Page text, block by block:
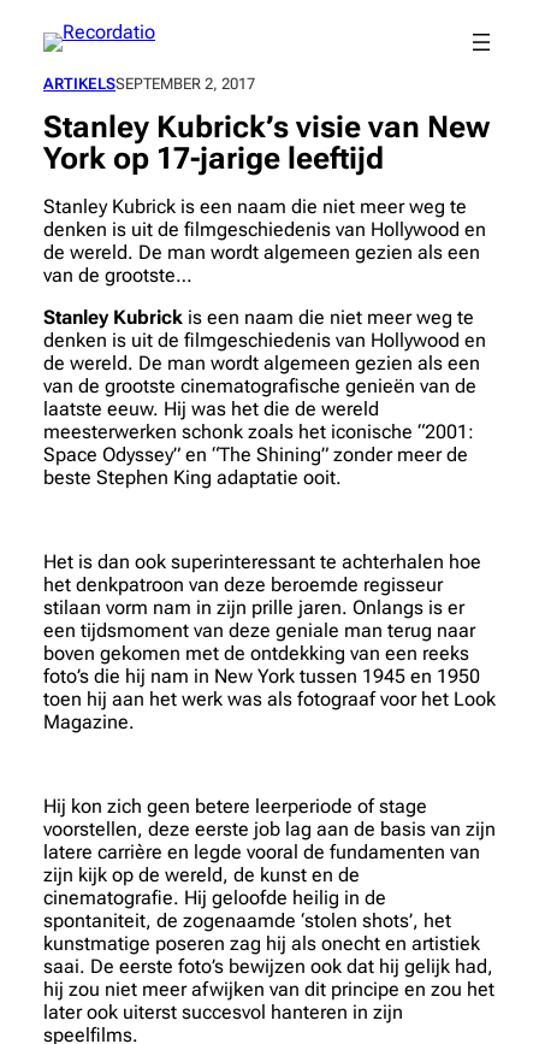
naar
inhoudARTIKELSSEPTEMBER 2, 2017
Stanley Kubrick’s visie van New
York op 17-jarige leeftijd
Stanley Kubrick is een naam die niet meer weg te
denken is uit de filmgeschiedenis van Hollywood en
de wereld. De man wordt algemeen gezien als een
van de grootste…
Stanley Kubrick is een naam die niet meer weg te
denken is uit de filmgeschiedenis van Hollywood en
de wereld. De man wordt algemeen gezien als een
van de grootste cinematografische genieën van de
laatste eeuw. Hij was het die de wereld
meesterwerken schonk zoals het iconische “2001:
Space Odyssey” en “The Shining” zonder meer de
beste Stephen King adaptatie ooit.
Het is dan ook superinteressant te achterhalen hoe
het denkpatroon van deze beroemde regisseur
stilaan vorm nam in zijn prille jaren. Onlangs is er
een tijdsmoment van deze geniale man terug naar
boven gekomen met de ontdekking van een reeks
foto’s die hij nam in New York tussen 1945 en 1950
toen hij aan het werk was als fotograaf voor het Look
Magazine.
Hij kon zich geen betere leerperiode of stage
voorstellen, deze eerste job lag aan de basis van zijn
latere carrière en legde vooral de fundamenten van
zijn kijk op de wereld, de kunst en de
cinematografie. Hij geloofde heilig in de
spontaniteit, de zogenaamde ‘stolen shots’, het
kunstmatige poseren zag hij als onecht en artistiek
saai. De eerste foto’s bewijzen ook dat hij gelijk had,
hij zou niet meer afwijken van dit principe en zou het
later ook uiterst succesvol hanteren in zijn
speelfilms.